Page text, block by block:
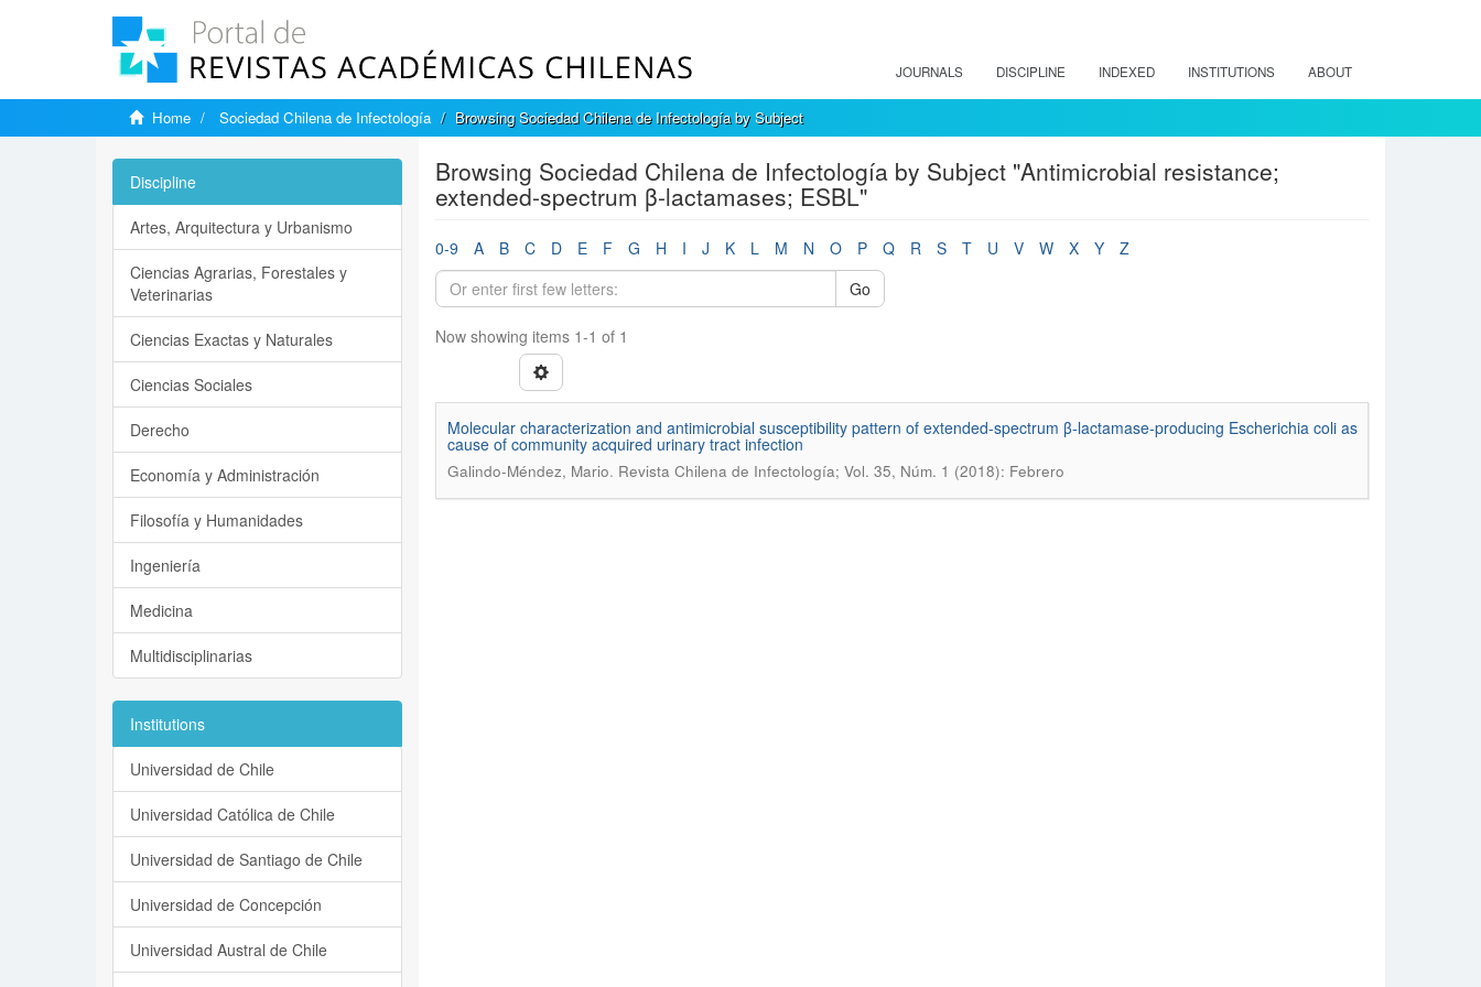
JOURNALS DISCIPLINE INDEXED INSTITUTIONS ABOUT
Home Sociedad Chilena de Infectología Browsing Sociedad Chilena de Infectología by Subject
Browsing Sociedad Chilena de Infectología by Subject "Antimicrobial resistance;
extended-spectrum β-lactamases; ESBL"
0-9 A B C D E F G H I J K L M N O P Q R S T U V W X Y
Z
Go
Now showing items 1-1 of 1
Molecular characterization and antimicrobial susceptibility pattern of extended-spectrum β-lactamase-producing Escherichia coli as
cause of community acquired urinary tract infection
Galindo-Méndez, Mario. Revista Chilena de Infectología; Vol. 35, Núm. 1 (2018): Febrero
Discipline
Artes, Arquitectura y Urbanismo
Ciencias Agrarias, Forestales y
Veterinarias
Ciencias Exactas y Naturales
Ciencias Sociales
Derecho
Economía y Administración
Filosofía y Humanidades
Ingeniería
Medicina
Multidisciplinarias
Institutions
Universidad de Chile
Universidad Católica de Chile
Universidad de Santiago de Chile
Universidad de Concepción
Universidad Austral de Chile